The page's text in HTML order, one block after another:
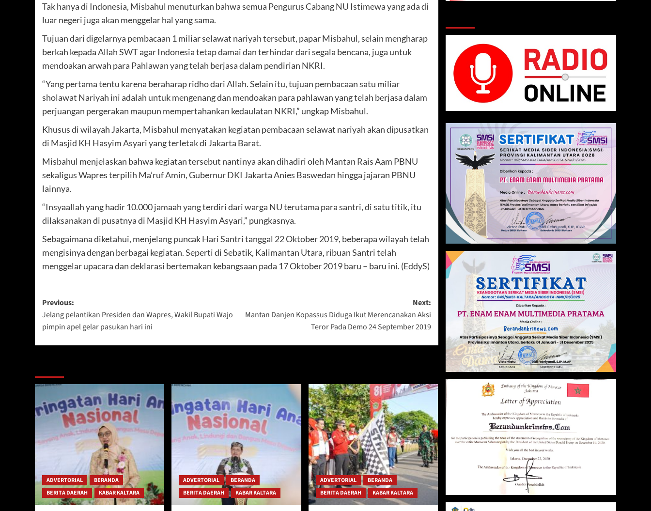
Tak hanya di Indonesia, Misbahul menuturkan bahwa semua Pengurus Cabang NU Istimewa yang ada di
luar negeri juga akan menggelar hal yang sama.
Tujuan dari digelarnya pembacaan 1 miliar selawat nariyah tersebut, papar Misbahul, selain mengharap
berkah kepada Allah SWT agar Indonesia tetap damai dan terhindar dari segala bencana, juga untuk
mendoakan arwah para Pahlawan yang telah berjasa dalam pendirian NKRI.
“Yang pertama tentu karena beraharap ridho dari Allah. Selain itu, tujuan pembacaan satu miliar
sholawat Nariyah ini adalah untuk mengenang dan mendoakan para pahlawan yang telah berjasa dalam
perjuangan pergerakan maupun mempertahankan kedaulatan NKRI,” ungkap Misbahul.
Khusus di wilayah Jakarta, Misbahul menyatakan kegiatan pembacaan selawat nariyah akan dipusatkan
di Masjid KH Hasyim Asyari yang terletak di Jakarta Barat.
Misbahul menjelaskan bahwa kegiatan tersebut nantinya akan dihadiri oleh Mantan Rais Aam PBNU
sekaligus Wapres terpilih Ma’ruf Amin, Gubernur DKI Jakarta Anies Baswedan hingga jajaran PBNU
lainnya.
“Insyaallah yang hadir 10.000 jamaah yang terdiri dari warga NU terutama para santri, di satu titik, itu
dilaksanakan di pusatnya di Masjid KH Hasyim Asyari,” pungkasnya.
Sebagaimana diketahui, menjelang puncak Hari Santri tanggal 22 Oktober 2019, beberapa wilayah telah
mengisinya dengan berbagai kegiatan. Seperti di Sebatik, Kalimantan Utara, ribuan Santri telah
menggelar upacara dan deklarasi bertemakan kebangsaan pada 17 Oktober 2019 baru – baru ini. (EddyS)
Post
navigation
Previous:
Jelang pelantikan Presiden dan Wapres, Wakil Bupati Wajo
pimpin apel gelar pasukan hari ini
Next:
Mantan Danjen Kopassus Diduga Ikut Merencanakan Aksi
Teror Pada Demo 24 September 2019
ADVERTORIAL
BERANDA
BERITA DAERAH
KABAR KALTARA
ADVERTORIAL
BERANDA
BERITA DAERAH
KABAR KALTARA
ADVERTORIAL
BERANDA
BERITA DAERAH
KABAR KALTARA